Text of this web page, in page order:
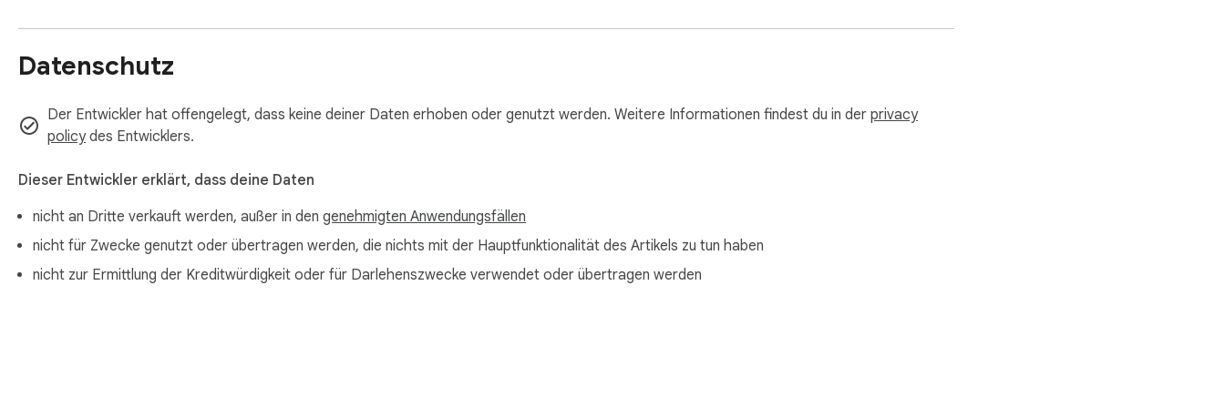
1. Installieren Sie die Erweiterung und klicken Sie auf das Symbol.
3. Markieren Sie Wörter auf Webseiten und genießen Sie das immersive Leseerlebnis mit KI.
Datenschutz
Der Entwickler hat offengelegt, dass keine deiner Daten erhoben oder genutzt werden. Weitere Informationen findest du in der privacy
policydes Entwicklers.
Dieser Entwickler erklärt, dass deine Daten
nicht an Dritte verkauft werden, außer in den genehmigten Anwendungsfällen
nicht für Zwecke genutzt oder übertragen werden, die nichts mit der Hauptfunktionalität des Artikels zu tun haben
nicht zur Ermittlung der Kreditwürdigkeit oder für Darlehenszwecke verwendet oder übertragen werden